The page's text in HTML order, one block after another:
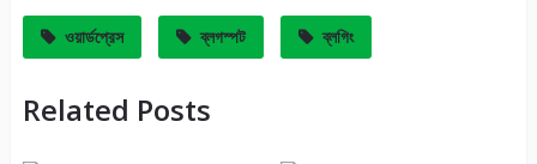
ওয়ার্ডপ্রেস ব্লগস্পট ব্লগিং
Related Posts